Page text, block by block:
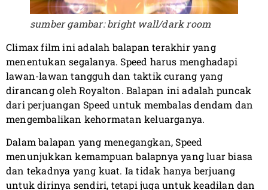
sumber gambar: bright wall/dark room
Climax film ini adalah balapan terakhir yang
menentukan segalanya. Speed harus menghadapi
lawan-lawan tangguh dan taktik curang yang
dirancang oleh Royalton. Balapan ini adalah puncak
dari perjuangan Speed untuk membalas dendam dan
mengembalikan kehormatan keluarganya.
Dalam balapan yang menegangkan, Speed
menunjukkan kemampuan balapnya yang luar biasa
dan tekadnya yang kuat. Ia tidak hanya berjuang
untuk dirinya sendiri, tetapi juga untuk keadilan dan